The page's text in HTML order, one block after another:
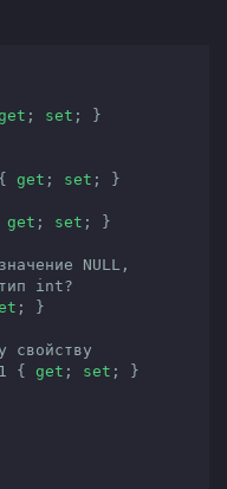
; set ; }
get ; set ; }
get ; set ; }
NULL,
int?
; }
свойству
{ get ; set ; }